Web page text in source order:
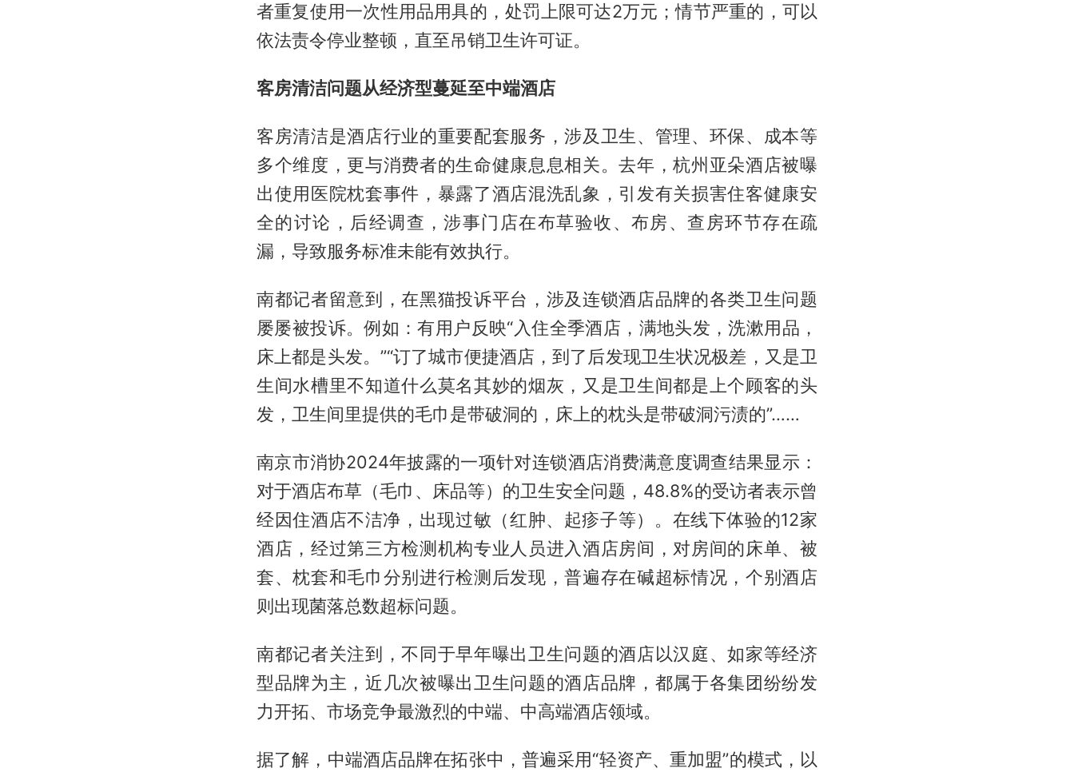
者重复使用一次性用品用具的，处罚上限可达2万元；情节严重的，可以
依法责令停业整顿，直至吊销卫生许可证。
客房清洁问题从经济型蔓延至中端酒店
客房清洁是酒店行业的重要配套服务，涉及卫生、管理、环保、成本等
多个维度，更与消费者的生命健康息息相关。去年，杭州亚朵酒店被曝
出使用医院枕套事件，暴露了酒店混洗乱象，引发有关损害住客健康安
全的讨论，后经调查，涉事门店在布草验收、布房、查房环节存在疏
漏，导致服务标准未能有效执行。
南都记者留意到，在黑猫投诉平台，涉及连锁酒店品牌的各类卫生问题
屡屡被投诉。例如：有用户反映“入住全季酒店，满地头发，洗漱用品，
床上都是头发。”“订了城市便捷酒店，到了后发现卫生状况极差，又是卫
生间水槽里不知道什么莫名其妙的烟灰，又是卫生间都是上个顾客的头
发，卫生间里提供的毛巾是带破洞的，床上的枕头是带破洞污渍的”……
南京市消协2024年披露的一项针对连锁酒店消费满意度调查结果显示：
对于酒店布草（毛巾、床品等）的卫生安全问题，48.8%的受访者表示曾
经因住酒店不洁净，出现过敏（红肿、起疹子等）。在线下体验的12家
酒店，经过第三方检测机构专业人员进入酒店房间，对房间的床单、被
套、枕套和毛巾分别进行检测后发现，普遍存在碱超标情况，个别酒店
则出现菌落总数超标问题。
南都记者关注到，不同于早年曝出卫生问题的酒店以汉庭、如家等经济
型品牌为主，近几次被曝出卫生问题的酒店品牌，都属于各集团纷纷发
力开拓、市场竞争最激烈的中端、中高端酒店领域。
据了解，中端酒店品牌在拓张中，普遍采用“轻资产、重加盟”的模式，以